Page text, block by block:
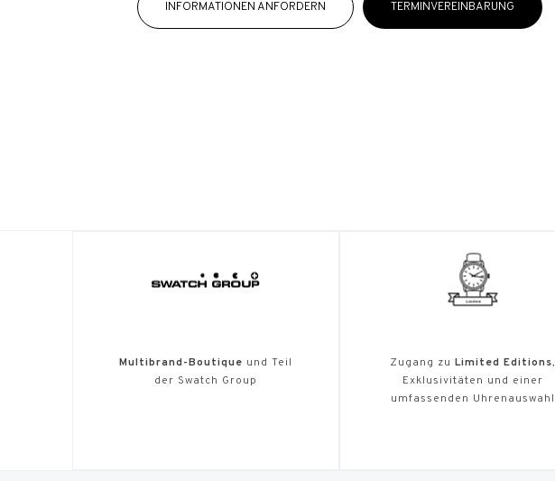
INFORMATIONEN ANFORDERN TERMINVEREINBARUNG
Multibrand-Boutique und Teil
der Swatch Group
Zugang zu Limited Editions,
Exklusivitäten und einer
umfassenden Uhrenauswahl